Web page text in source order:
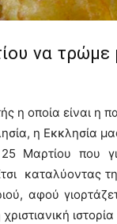
να τρώμε
η οποία είναι η
η Εκκλησία
Μαρτίου που
καταλύοντας
αφού